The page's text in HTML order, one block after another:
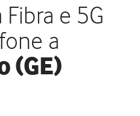
e 5G
a
(GE)